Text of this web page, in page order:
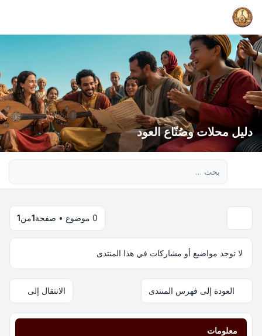
دليل محلات وصُنّاع العود
0 موضوع • صفحة 1من1
لا توجد مواضيع أو مشاركات في هذا المنتدى
العودة إلى فهرس المنتدى الانتقال إلى
معلومات